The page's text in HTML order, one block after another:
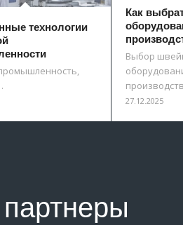
технологии
Как
Выбор
27.12.2025